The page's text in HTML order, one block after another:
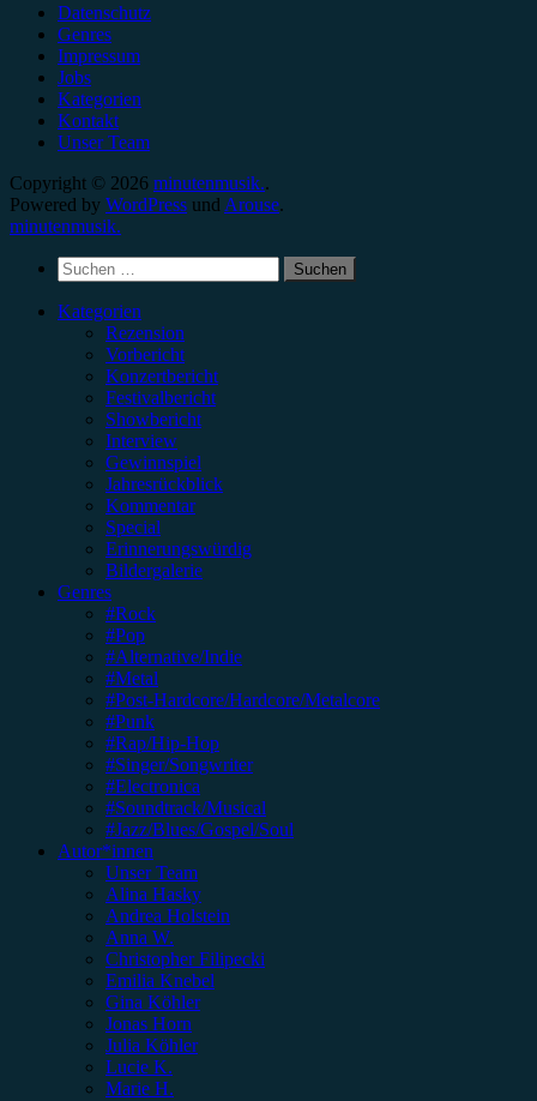
Datenschutz
Genres
Impressum
Jobs
Kategorien
Kontakt
Unser Team
Copyright © 2026 minutenmusik..
Powered by WordPress und Arouse.
minutenmusik.
Suchen
nach:
Kategorien
Rezension
Vorbericht
Konzertbericht
Festivalbericht
Showbericht
Interview
Gewinnspiel
Jahresrückblick
Kommentar
Special
Erinnerungswürdig
Bildergalerie
Genres
#Rock
#Pop
#Alternative/Indie
#Metal
#Post-Hardcore/Hardcore/Metalcore
#Punk
#Rap/Hip-Hop
#Singer/Songwriter
#Electronica
#Soundtrack/Musical
#Jazz/Blues/Gospel/Soul
Autor*innen
Unser Team
Alina Hasky
Andrea Holstein
Anna W.
Christopher Filipecki
Emilia Knebel
Gina Köhler
Jonas Horn
Julia Köhler
Lucie K.
Marie H.